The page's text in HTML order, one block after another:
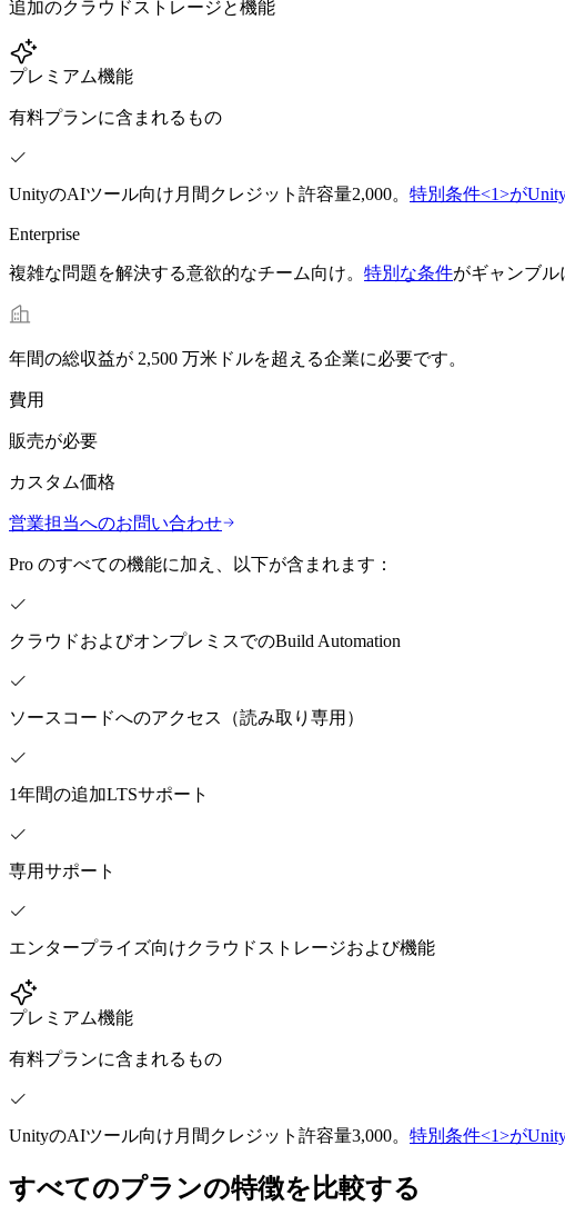
追加のクラウドストレージと機能
プレミアム機能
有料プランに含まれるもの
UnityのAIツール向け月間クレジット許容量2,000。 特別条件<1>が
Enterprise
複雑な問題を解決する意欲的なチーム向け。 特別な条件がギャンブル
年間の総収益が 2,500 万米ドルを超える企業に必要です。
費用
販売が必要
カスタム価格
営業担当へのお問い合わせ
Pro のすべての機能に加え、以下が含まれます：
クラウドおよびオンプレミスでのBuild Automation
ソースコードへのアクセス（読み取り専用）
1年間の追加LTSサポート
専用サポート
エンタープライズ向けクラウドストレージおよび機能
プレミアム機能
有料プランに含まれるもの
UnityのAIツール向け月間クレジット許容量3,000。 特別条件<1>が
すべてのプランの特徴を比較する